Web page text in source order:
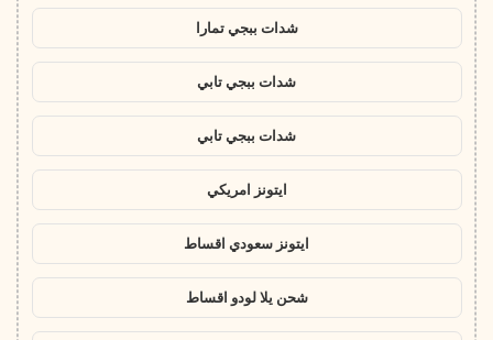
شدات ببجي تمارا
شدات ببجي تابي
شدات ببجي تابي
ايتونز امريكي
ايتونز سعودي اقساط
شحن يلا لودو اقساط